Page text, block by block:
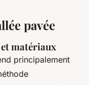
pavée
matériaux
principalement